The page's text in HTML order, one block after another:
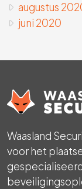
augustus
juni 2020
Waasland
voor het